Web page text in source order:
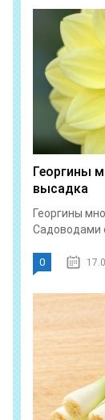
Георгины
высадка
Георгины
Садоводами
0